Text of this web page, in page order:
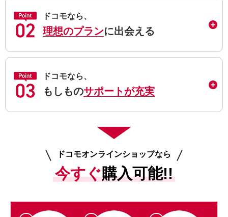
ドコモなら、
理想のプランに出会える
ドコモなら、
もしものサポートが充実
ドコモオンラインショップなら
今すぐ購入可能!!